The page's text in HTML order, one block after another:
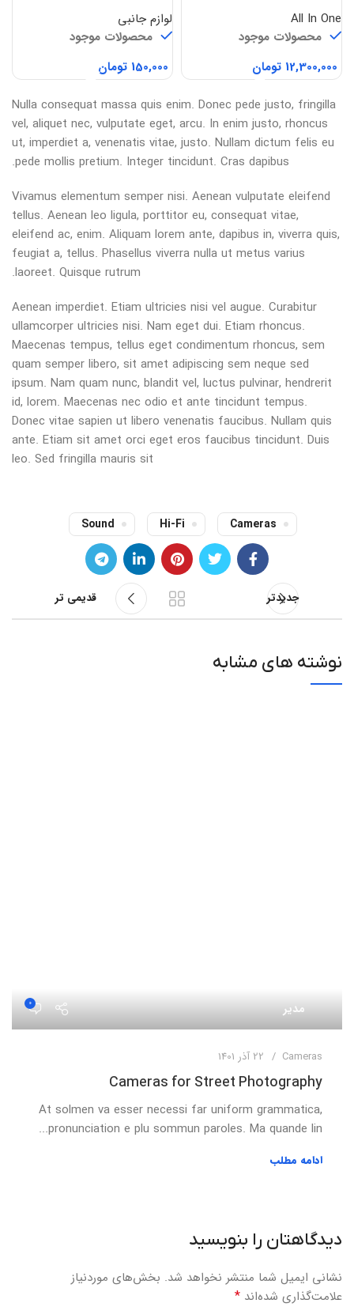
All In One
محصولات موجود
تومان
لوازم جانبی
محصولات موجود
تومان
Nulla consequat massa quis enim. Donec pede justo, fringilla
vel, aliquet nec, vulputate eget, arcu. In enim justo, rhoncus
ut, imperdiet a, venenatis vitae, justo. Nullam dictum felis eu
pede mollis pretium. Integer tincidunt. Cras dapibus.
Vivamus elementum semper nisi. Aenean vulputate eleifend
tellus. Aenean leo ligula, porttitor eu, consequat vitae,
eleifend ac, enim. Aliquam lorem ante, dapibus in, viverra quis,
feugiat a, tellus. Phasellus viverra nulla ut metus varius
laoreet. Quisque rutrum.
Aenean imperdiet. Etiam ultricies nisi vel augue. Curabitur
ullamcorper ultricies nisi. Nam eget dui. Etiam rhoncus.
Maecenas tempus, tellus eget condimentum rhoncus, sem
quam semper libero, sit amet adipiscing sem neque sed
ipsum. Nam quam nunc, blandit vel, luctus pulvinar, hendrerit
id, lorem. Maecenas nec odio et ante tincidunt tempus.
Donec vitae sapien ut libero venenatis faucibus. Nullam quis
ante. Etiam sit amet orci eget eros faucibus tincidunt. Duis
leo. Sed fringilla mauris sit
Cameras
Hi-Fi
Sound
جدیدتر قدیمی تر
نوشته های مشابه
مدیر 0
Cameras 22 آذر 1401
Cameras for Street Photography
At solmen va esser necessi far uniform grammatica,
pronunciation e plu sommun paroles. Ma quande lin...
ادامه مطلب
دیدگاهتان را بنویسید
نشانی ایمیل شما منتشر نخواهد شد. بخش‌های موردنیاز
علامت‌گذاری شده‌اند *